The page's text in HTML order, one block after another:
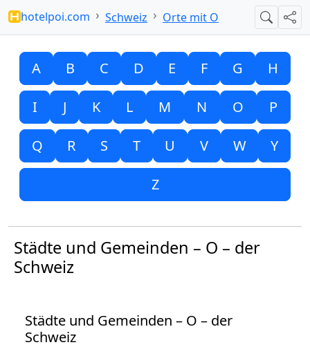
hotelpoi.com Schweiz Orte mit O Suche
A B C D E F G H
I J K L M N O P
Q R S T U V W Y
Z
Städte und Gemeinden – O – der
Schweiz
Städte und Gemeinden – O – der
Schweiz